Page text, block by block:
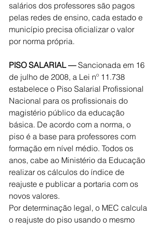
salários dos professores são pagos
pelas redes de ensino, cada estado e
município precisa oficializar o valor
por norma própria.
PISO SALARIAL — Sancionada em 16
de julho de 2008, a Lei nº 11.738
estabelece o Piso Salarial Profissional
Nacional para os profissionais do
magistério público da educação
básica. De acordo com a norma, o
piso é a base para professores com
formação em nível médio. Todos os
anos, cabe ao Ministério da Educação
realizar os cálculos do índice de
reajuste e publicar a portaria com os
novos valores.
Por determinação legal, o MEC calcula
o reajuste do piso usando o mesmo